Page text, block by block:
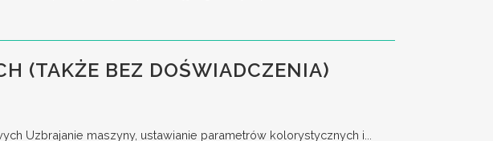
(TAKŻE BEZ DOŚWIADCZENIA)
Uzbrajanie maszyny, ustawianie parametrów kolorystycznych i...